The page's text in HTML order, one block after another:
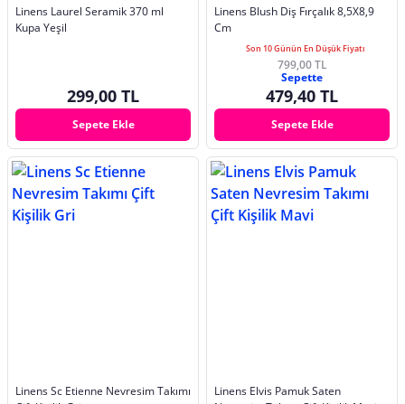
Linens Laurel Seramik 370 ml
Kupa Yeşil
299,00 TL
Sepete Ekle
Linens Blush Diş Fırçalık 8,5X8,9
Cm
Son 10 Günün En Düşük Fiyatı
799,00 TL
Sepette
479,40 TL
Sepete Ekle
Linens Sc Etienne Nevresim Takımı
Linens Elvis Pamuk Saten